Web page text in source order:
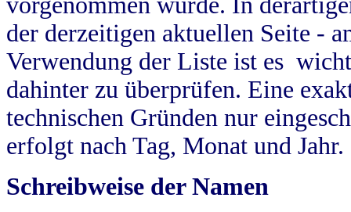
der derzeitigen aktuellen Seite -
Verwendung der Liste ist es
dahinter zu überprüfen. Eine
technischen Gründen nur
erfolgt nach Tag, Monat und Jahr.
Schreibweise der Namen